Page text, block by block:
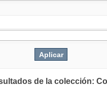
de la colección: